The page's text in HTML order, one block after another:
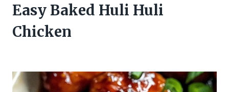
Easy Baked Huli Huli
Chicken